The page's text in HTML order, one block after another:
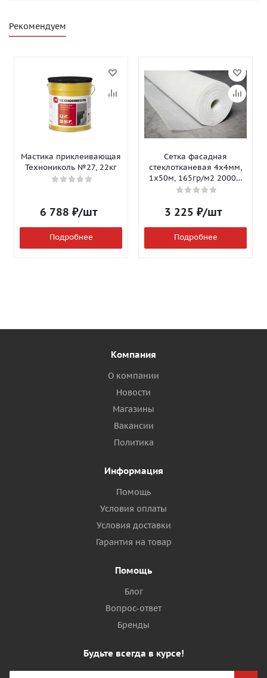
Рекомендуем
Мастика приклеивающая
Технониколь №27, 22кг
6 788 ₽/шт
Подробнее
Сетка фасадная
стеклотканевая 4х4мм,
1х50м, 165гр/м2 2000Н
Isomax-165
3 225 ₽/шт
Подробнее
Компания
О компании
Новости
Магазины
Вакансии
Политика
Информация
Помощь
Условия оплаты
Условия доставки
Гарантия на товар
Помощь
Блог
Вопрос-ответ
Бренды
Будьте всегда в курсе!